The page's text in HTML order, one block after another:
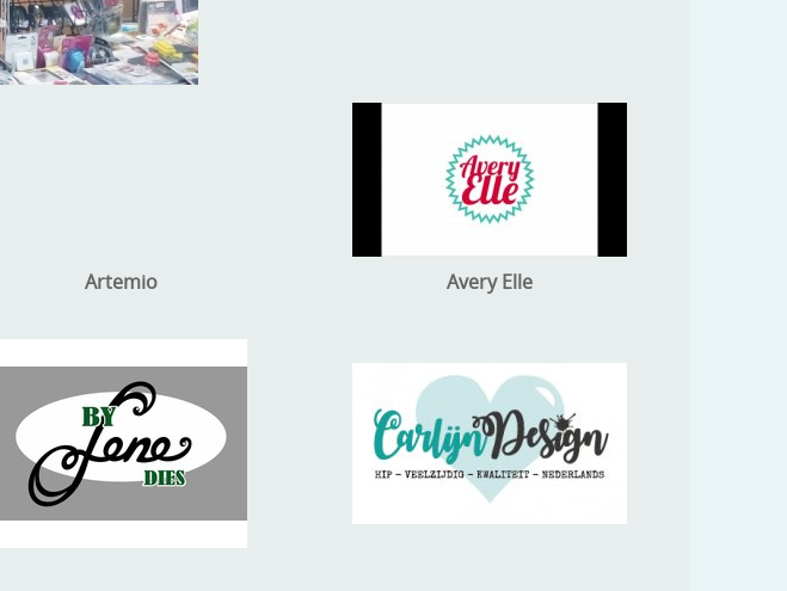
Artemio Avery Elle